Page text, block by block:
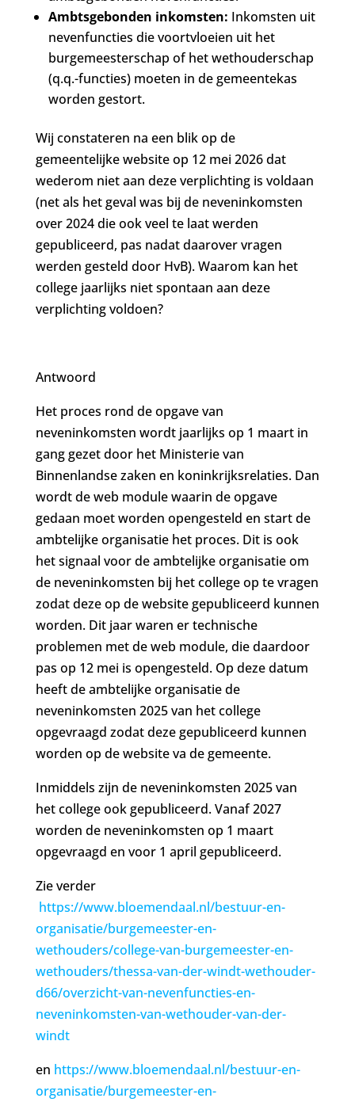
Ambtsgebonden inkomsten: Inkomsten uit
nevenfuncties die voortvloeien uit het
burgemeesterschap of het wethouderschap
(q.q.-functies) moeten in de gemeentekas
worden gestort.
Wij constateren na een blik op de
gemeentelijke website op 12 mei 2026 dat
wederom niet aan deze verplichting is voldaan
(net als het geval was bij de neveninkomsten
over 2024 die ook veel te laat werden
gepubliceerd, pas nadat daarover vragen
werden gesteld door HvB). Waarom kan het
college jaarlijks niet spontaan aan deze
verplichting voldoen?
Antwoord
Het proces rond de opgave van
neveninkomsten wordt jaarlijks op 1 maart in
gang gezet door het Ministerie van
Binnenlandse zaken en koninkrijksrelaties. Dan
wordt de web module waarin de opgave
gedaan moet worden opengesteld en start de
ambtelijke organisatie het proces. Dit is ook
het signaal voor de ambtelijke organisatie om
de neveninkomsten bij het college op te vragen
zodat deze op de website gepubliceerd kunnen
worden. Dit jaar waren er technische
problemen met de web module, die daardoor
pas op 12 mei is opengesteld. Op deze datum
heeft de ambtelijke organisatie de
neveninkomsten 2025 van het college
opgevraagd zodat deze gepubliceerd kunnen
worden op de website va de gemeente.
Inmiddels zijn de neveninkomsten 2025 van
het college ook gepubliceerd. Vanaf 2027
worden de neveninkomsten op 1 maart
opgevraagd en voor 1 april gepubliceerd.
Zie verder
https://www.bloemendaal.nl/bestuur-en-
organisatie/burgemeester-en-
wethouders/college-van-burgemeester-en-
wethouders/thessa-van-der-windt-wethouder-
d66/overzicht-van-nevenfuncties-en-
neveninkomsten-van-wethouder-van-der-
windt
en https://www.bloemendaal.nl/bestuur-en-
organisatie/burgemeester-en-